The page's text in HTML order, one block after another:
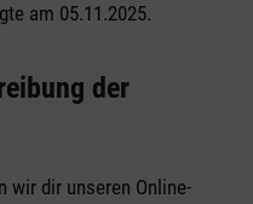
am 05.11.2025.
der
wir dir unseren Online-